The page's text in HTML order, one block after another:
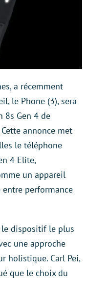
a récemment
le Phone (3), sera
8s Gen 4 de
Cette annonce met
le téléphone
4 Elite,
un appareil
performance
le dispositif le plus
une approche
holistique. Carl Pei,
que le choix du